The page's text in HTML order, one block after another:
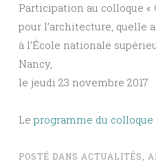
Participation au colloque
pour l’architecture, quelle
à l’École nationale
Nancy,
le jeudi 23 novembre 2017
Le programme du colloque
POSTÉ DANS ACTUALITÉS,